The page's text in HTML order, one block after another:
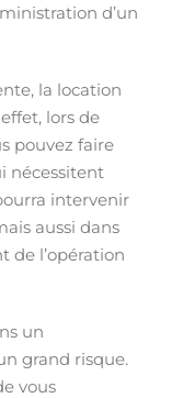
d’un
la location
lors de
pouvez faire
nécessitent
intervenir
aussi dans
de l’opération
un
grand risque.
vous